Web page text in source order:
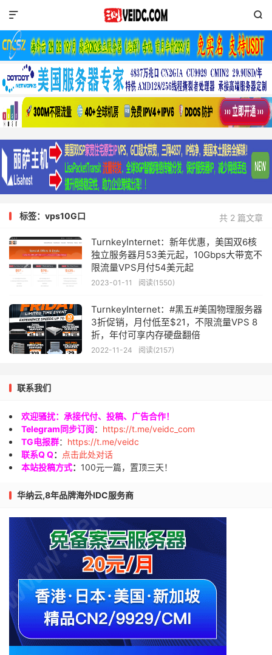


共 2 篇文章
标签：vps10G口
TurnkeyInternet：新年优惠，美国双6核
独立服务器月53美元起，10Gbps大带宽不
限流量VPS月付54美元起
2023-01-11 阅读(1550)
TurnkeyInternet：#黑五#美国物理服务器
3折促销，月付低至$21，不限流量VPS 8
折，年付可享内存硬盘翻倍
2022-11-24 阅读(2157)
联系我们
欢迎骚扰：承接代付、投稿、广告合作！
Telegram同步订阅： https://t.me/veidc_com
TG电报群： https://t.me/veidc
联系Q Q：
点击此处对话
本站投稿方式： 100元一篇，置顶三天！
华纳云,8年品牌海外IDC服务商